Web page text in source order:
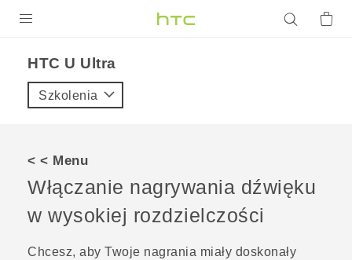
VIVE
VIVERSE
POMOC TECHNICZNA
HTC U Ultra‎
Szkolenia
< < Menu
Włączanie nagrywania dźwięku
w wysokiej rozdzielczości
Chcesz, aby Twoje nagrania miały doskonały